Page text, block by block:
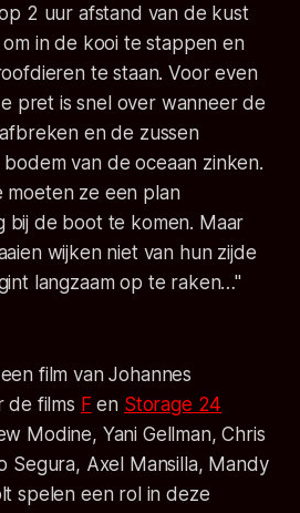
2 uur afstand van de kust
in de kooi te stappen en
te staan. Voor even
pret is snel over wanneer de
en de zussen
van de oceaan zinken.
ze een plan
bij de boot te komen. Maar
wijken niet van hun zijde
langzaam op te raken…"
film van Johannes
de films F en Storage 24
Modine, Yani Gellman, Chris
Segura, Axel Mansilla, Mandy
spelen een rol in deze